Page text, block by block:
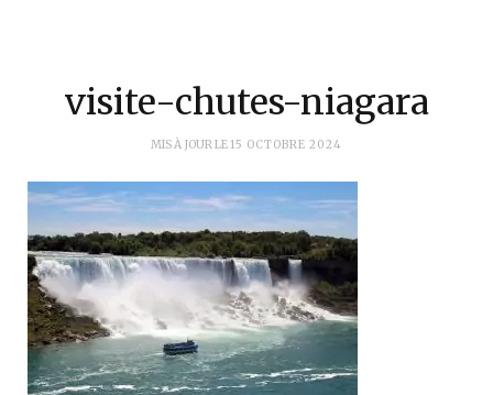
visite-chutes-niagara
MIS À JOUR LE15 OCTOBRE 2024